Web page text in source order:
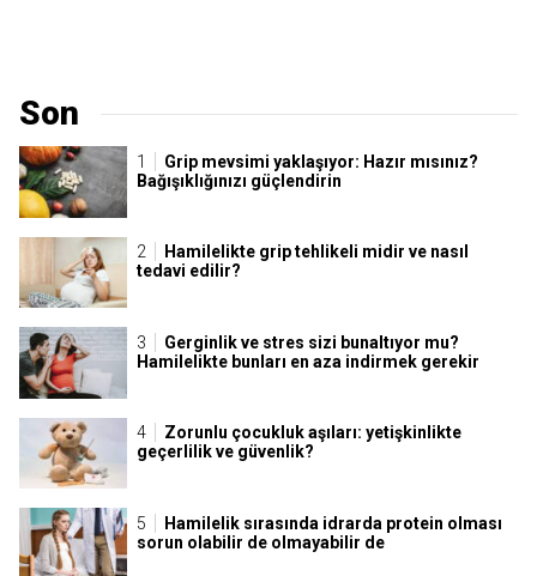
Son
Grip mevsimi yaklaşıyor: Hazır mısınız?
Bağışıklığınızı güçlendirin
Hamilelikte grip tehlikeli midir ve nasıl
tedavi edilir?
Gerginlik ve stres sizi bunaltıyor mu?
Hamilelikte bunları en aza indirmek gerekir
Zorunlu çocukluk aşıları: yetişkinlikte
geçerlilik ve güvenlik?
Hamilelik sırasında idrarda protein olması
sorun olabilir de olmayabilir de